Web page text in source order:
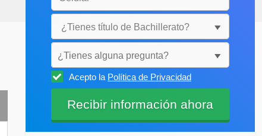
¿Tienes alguna pregunta?
Selecciónala
Acepto la Política de Privacidad